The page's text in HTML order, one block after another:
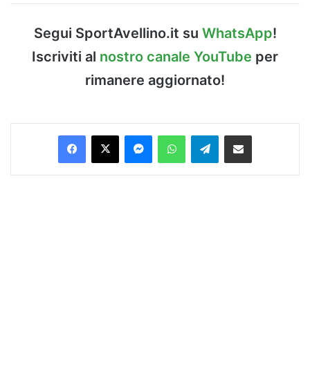
Segui SportAvellino.it su WhatsApp!
Iscriviti al nostro canale YouTube per
rimanere aggiornato!
Facebook
X MessengerWhatsAppTelegramCondividi via Email